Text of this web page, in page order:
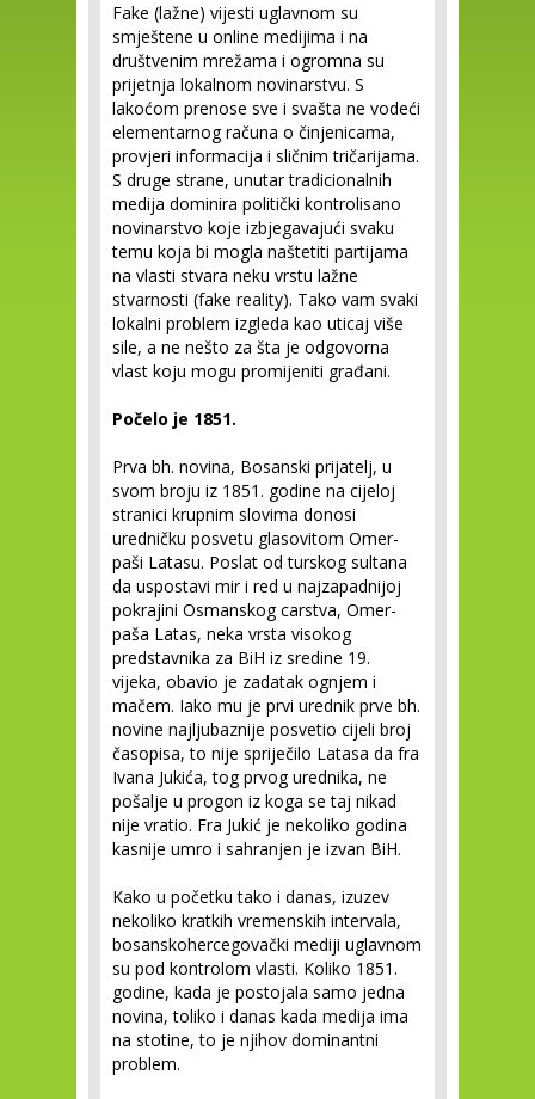
Fake (lažne) vijesti uglavnom su
smještene u online medijima i na
društvenim mrežama i ogromna su
prijetnja lokalnom novinarstvu. S
lakoćom prenose sve i svašta ne vodeći
elementarnog računa o činjenicama,
provjeri informacija i sličnim tričarijama.
S druge strane, unutar tradicionalnih
medija dominira politički kontrolisano
novinarstvo koje izbjegavajući svaku
temu koja bi mogla naštetiti partijama
na vlasti stvara neku vrstu lažne
stvarnosti (fake reality). Tako vam svaki
lokalni problem izgleda kao uticaj više
sile, a ne nešto za šta je odgovorna
vlast koju mogu promijeniti građani.
Počelo je 1851.
Prva bh. novina, Bosanski prijatelj, u
svom broju iz 1851. godine na cijeloj
stranici krupnim slovima donosi
uredničku posvetu glasovitom Omer-
paši Latasu. Poslat od turskog sultana
da uspostavi mir i red u najzapadnijoj
pokrajini Osmanskog carstva, Omer-
paša Latas, neka vrsta visokog
predstavnika za BiH iz sredine 19.
vijeka, obavio je zadatak ognjem i
mačem. Iako mu je prvi urednik prve bh.
novine najljubaznije posvetio cijeli broj
časopisa, to nije spriječilo Latasa da fra
Ivana Jukića, tog prvog urednika, ne
pošalje u progon iz koga se taj nikad
nije vratio. Fra Jukić je nekoliko godina
kasnije umro i sahranjen je izvan BiH.
Kako u početku tako i danas, izuzev
nekoliko kratkih vremenskih intervala,
bosanskohercegovački mediji uglavnom
su pod kontrolom vlasti. Koliko 1851.
godine, kada je postojala samo jedna
novina, toliko i danas kada medija ima
na stotine, to je njihov dominantni
problem.